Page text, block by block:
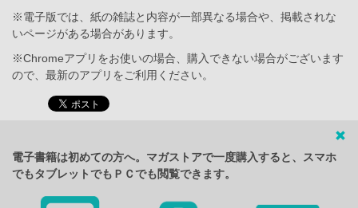
※電子版では、紙の雑誌と内容が一部異なる場合や、掲載されな
いページがある場合があります。
※Chromeアプリをお使いの場合、購入できない場合がございます
ので、最新のアプリをご利用ください。
電子書籍は初めての方へ。マガストアで一度購入すると、スマホ
でもタブレットでもＰＣでも閲覧できます。